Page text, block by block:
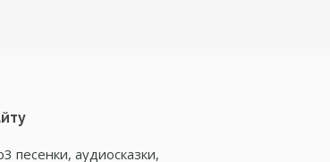
песенки, аудиосказки,